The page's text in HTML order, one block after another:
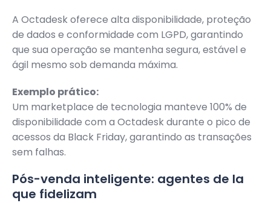
A Octadesk oferece alta disponibilidade, proteção
de dados e conformidade com LGPD, garantindo
que sua operação se mantenha segura, estável e
ágil mesmo sob demanda máxima.
Exemplo prático:
Um marketplace de tecnologia manteve 100% de
disponibilidade com a Octadesk durante o pico de
acessos da Black Friday, garantindo as transações
sem falhas.
Pós-venda inteligente: agentes de Ia
que fidelizam